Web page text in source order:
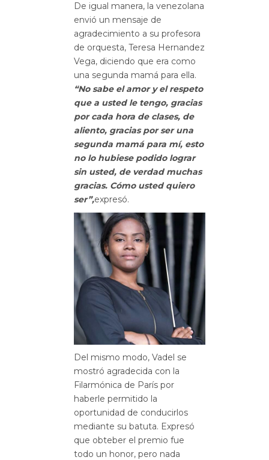
De igual manera, la venezolana
envió un mensaje de
agradecimiento a su profesora
de orquesta, Teresa Hernandez
Vega, diciendo que era como
una segunda mamá para ella.
“No sabe el amor y el respeto
que a usted le tengo, gracias
por cada hora de clases, de
aliento, gracias por ser una
segunda mamá para mí, esto
no lo hubiese podido lograr
sin usted, de verdad muchas
gracias. Cómo usted quiero
ser”,expresó.
Del mismo modo, Vadel se
mostró agradecida con la
Filarmónica de París por
haberle permitido la
oportunidad de conducirlos
mediante su batuta. Expresó
que obteber el premio fue
todo un honor, pero nada